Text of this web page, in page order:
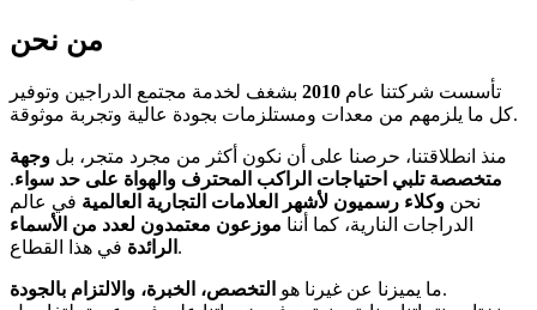
تأسست شركتنا عام 2010 بشغف لخدمة مجتمع الدراجين وتوفير
كل ما يلزمهم من معدات ومستلزمات بجودة عالية وتجربة موثوقة.
منذ انطلاقتنا، حرصنا على أن نكون أكثر من مجرد متجر، بل وجهة
متخصصة تلبي احتياجات الراكب المحترف والهواة على حد سواء.
نحن وكلاء رسميون لأشهر العلامات التجارية العالمية في عالم
الدراجات النارية، كما أننا موزعون معتمدون لعدد من الأسماء
الرائدة في هذا القطاع.
ما يميزنا عن غيرنا هو التخصص، الخبرة، والالتزام بالجودة
.